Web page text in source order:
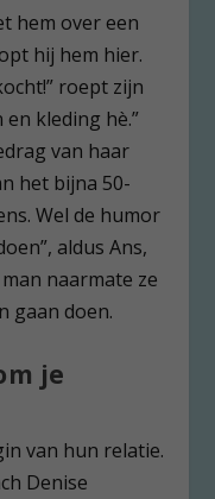
hem over een
hij hem hier.
roept zijn
kleding hè.”
van haar
het bijna 50-
Wel de humor
aldus Ans,
naarmate ze
gaan doen.
je
van hun relatie.
Denise